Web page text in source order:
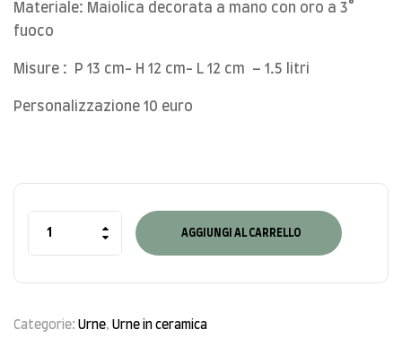
Materiale: Maiolica decorata a mano con oro a 3°
fuoco
Misure : P 13 cm- H 12 cm- L 12 cm – 1.5 litri
Personalizzazione 10 euro
AGGIUNGI AL CARRELLO
Categorie: Urne, Urne in ceramica